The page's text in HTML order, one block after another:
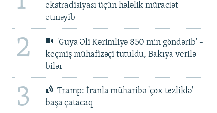
ekstradisiyası üçün hələlik müraciət
etməyib
2
'Guya Əli Kərimliyə 850 min göndərib' –
keçmiş mühafizəçi tutuldu, Bakıya verilə
bilər
3
Tramp: İranla müharibə 'çox tezliklə'
başa çatacaq